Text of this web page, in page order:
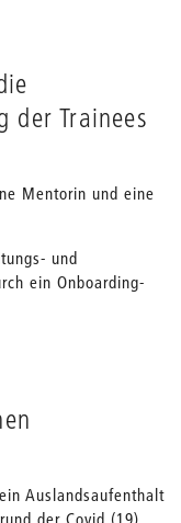
der Trainees
Mentorin und eine
und
ein Onboarding-
Auslandsaufenthalt
der Covid (19)